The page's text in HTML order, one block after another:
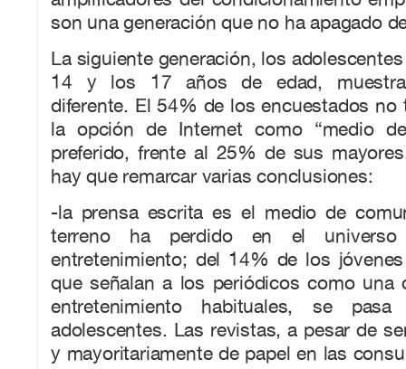
son una generación que no ha apagado
La siguiente generación, los
14 y los 17 años de edad,
diferente. El 54% de los encuestados no
la opción de Internet como “medio de
preferido, frente al 25% de sus
hay que remarcar varias conclusiones:
-la prensa escrita es el medio de
terreno ha perdido en el
entretenimiento; del 14% de los
que señalan a los periódicos como una
entretenimiento habituales, se
adolescentes. Las revistas, a pesar de
y mayoritariamente de papel en las